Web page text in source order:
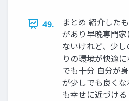
49.
まとめ 紹介した
があり早晩専門
ないけれど、少
りの環境が快適
でも十分 自分が
が少しでも良く
も幸せに近づける